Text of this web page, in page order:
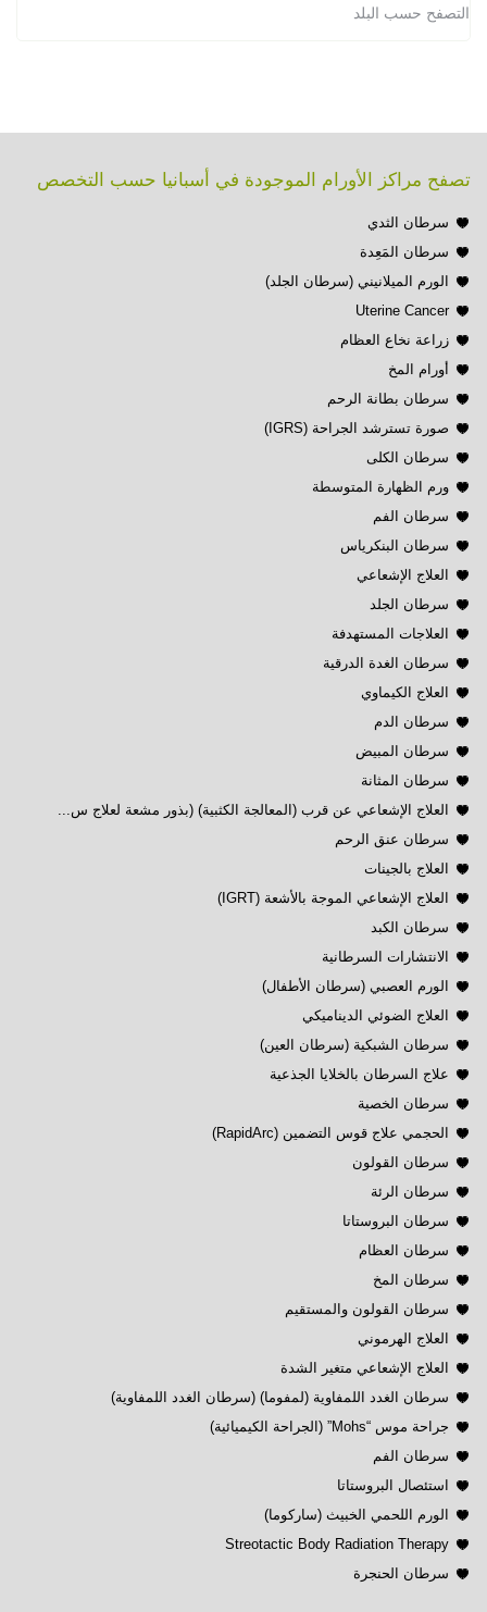
التصفح حسب البلد
تصفح مراكز الأورام الموجودة في أسبانيا حسب التخصص
سرطان الثدي
سرطان المَعِدة
الورم الميلانيني (سرطان الجلد)
Uterine Cancer
زراعة نخاع العظام
أورام المخ
سرطان بطانة الرحم
صورة تسترشد الجراحة (IGRS)
سرطان الكلى
ورم الظهارة المتوسطة
سرطان الفم
سرطان البنكرياس
العلاج الإشعاعي
سرطان الجلد
العلاجات المستهدفة
سرطان الغدة الدرقية
العلاج الكيماوي
سرطان الدم
سرطان المبيض
سرطان المثانة
العلاج الإشعاعي عن قرب (المعالجة الكثبية) (بذور مشعة لعلاج س...
سرطان عنق الرحم
العلاج بالجينات
العلاج الإشعاعي الموجة بالأشعة (IGRT)
سرطان الكبد
الانتشارات السرطانية
الورم العصبي (سرطان الأطفال)
العلاج الضوئي الديناميكي
سرطان الشبكية (سرطان العين)
علاج السرطان بالخلايا الجذعية
سرطان الخصية
الحجمي علاج قوس التضمين (RapidArc)
سرطان القولون
سرطان الرئة
سرطان البروستاتا
سرطان العظام
سرطان المخ
سرطان القولون والمستقيم
العلاج الهرموني
العلاج الإشعاعي متغير الشدة
سرطان الغدد اللمفاوية (لمفوما) (سرطان الغدد اللمفاوية)
جراحة موس “Mohs” (الجراحة الكيميائية)
سرطان الفم
استئصال البروستاتا
الورم اللحمي الخبيث (ساركوما)
Streotactic Body Radiation Therapy
سرطان الحنجرة